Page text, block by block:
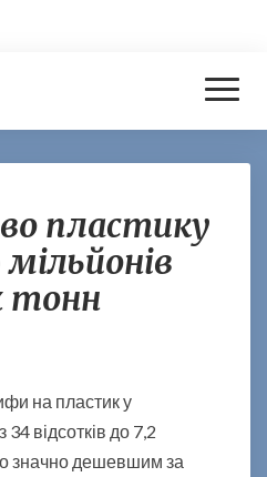
и
о
б
о
п
пластику
тонн
на пластик у
відсотків до 7,2
значно дешевшим за